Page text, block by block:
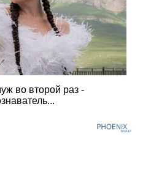
во второй раз -